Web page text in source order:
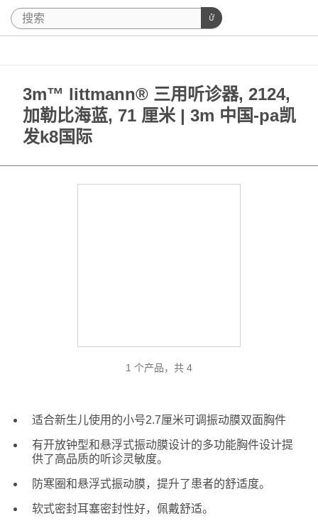
3m™ littmann® 三用听诊器, 2124,
加勒比海蓝, 71 厘米 | 3m 中国-pa凯
发k8国际
1 个产品，共 4
适合新生儿使用的小号2.7厘米可调振动膜双面胸件
有开放钟型和悬浮式振动膜设计的多功能胸件设计提
供了高品质的听诊灵敏度。
防寒圈和悬浮式振动膜，提升了患者的舒适度。
软式密封耳塞密封性好，佩戴舒适。